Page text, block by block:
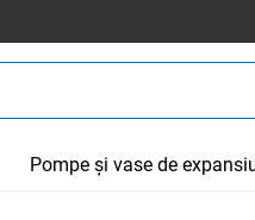
Pompe și vase de